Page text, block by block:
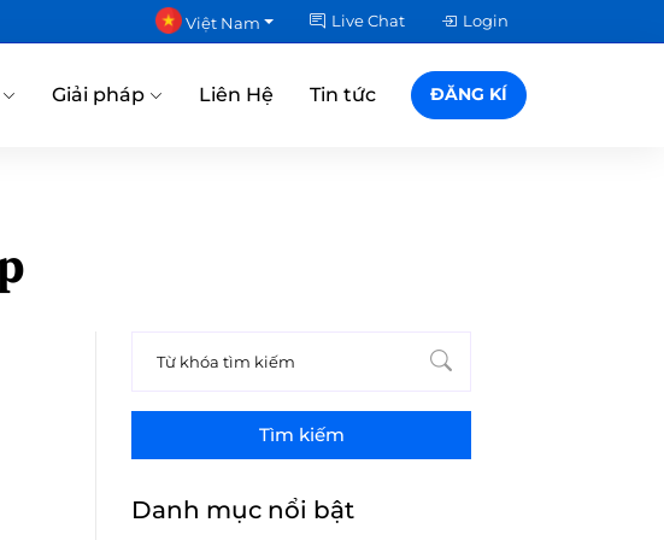
Việt Nam Live Chat Login
Giải pháp Liên Hệ Tin tức ĐĂNG KÍ
Tìm kiếm
Danh mục nổi bật